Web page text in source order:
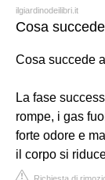
ilgiardinodeilibri.it
Cosa
Cosa succede
La fase
rompe, i gas
forte odore e
il corpo si
Richiesta di